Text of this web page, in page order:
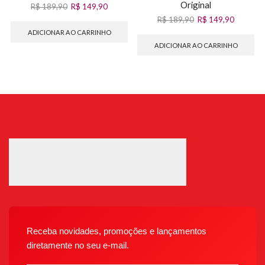
R$189,90 R$ 149,90
ADICIONAR AO CARRINHO
Original
R$189,90 R$ 149,90
ADICIONAR AO CARRINHO
Receba novidades, promoções e lançamentos
diretamente no seu e-mail.